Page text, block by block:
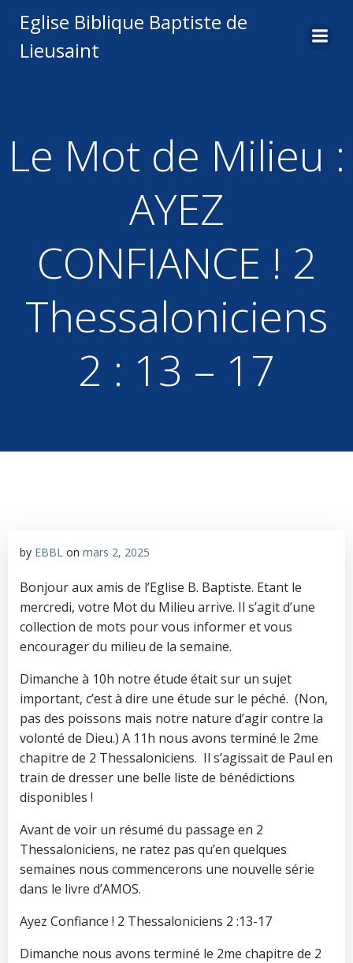
au
Eglise Biblique Baptiste de
Lieusaint
Le Mot de Milieu :
AYEZ
CONFIANCE ! 2
Thessaloniciens
2 : 13 – 17
by EBBL on mars 2, 2025
Bonjour aux amis de l’Eglise B. Baptiste. Etant le
mercredi, votre Mot du Milieu arrive. Il s’agit d’une
collection de mots pour vous informer et vous
encourager du milieu de la semaine.
Dimanche à 10h notre étude était sur un sujet
important, c’est à dire une étude sur le péché. (Non,
pas des poissons mais notre nature d’agir contre la
volonté de Dieu.) A 11h nous avons terminé le 2me
chapitre de 2 Thessaloniciens. Il s’agissait de Paul en
train de dresser une belle liste de bénédictions
disponibles !
Avant de voir un résumé du passage en 2
Thessaloniciens, ne ratez pas qu’en quelques
semaines nous commencerons une nouvelle série
dans le livre d’AMOS.
Ayez Confiance ! 2 Thessaloniciens 2 :13-17
Dimanche nous avons terminé le 2me chapitre de 2